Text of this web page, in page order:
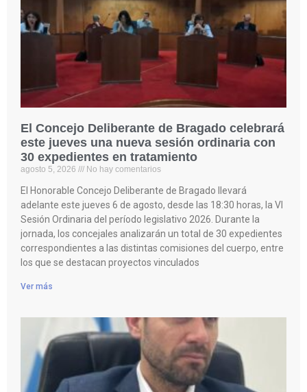
El Concejo Deliberante de Bragado celebrará
este jueves una nueva sesión ordinaria con
30 expedientes en tratamiento
agosto 5, 2026 No hay comentarios
El Honorable Concejo Deliberante de Bragado llevará
adelante este jueves 6 de agosto, desde las 18:30 horas, la VI
Sesión Ordinaria del período legislativo 2026. Durante la
jornada, los concejales analizarán un total de 30 expedientes
correspondientes a las distintas comisiones del cuerpo, entre
los que se destacan proyectos vinculados
Ver más